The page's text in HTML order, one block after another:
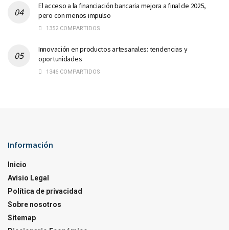
El acceso a la financiación bancaria mejora a final de 2025,
pero con menos impulso
1352 COMPARTIDOS
Innovación en productos artesanales: tendencias y
oportunidades
1346 COMPARTIDOS
Información
Inicio
Avisio Legal
Política de privacidad
Sobre nosotros
Sitemap